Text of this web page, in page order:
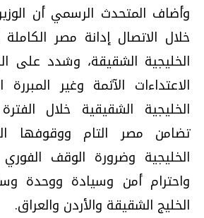
وأضاف المتحدث الرسمي أن
خلال الاتصال إدانة مصر
الخليجية الشقيقة، وشدد على
الاعتداءات الآثمة وغير
الخليجية الشقيقية خلال
تضامن مصر التام ووقوفها
الخليجية وضرورة الوقف
واحترام أمن وسيادة ووحدة
الخليج الشقيقة والأردن والعراق.